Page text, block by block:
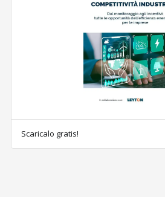
Scaricalo gratis!